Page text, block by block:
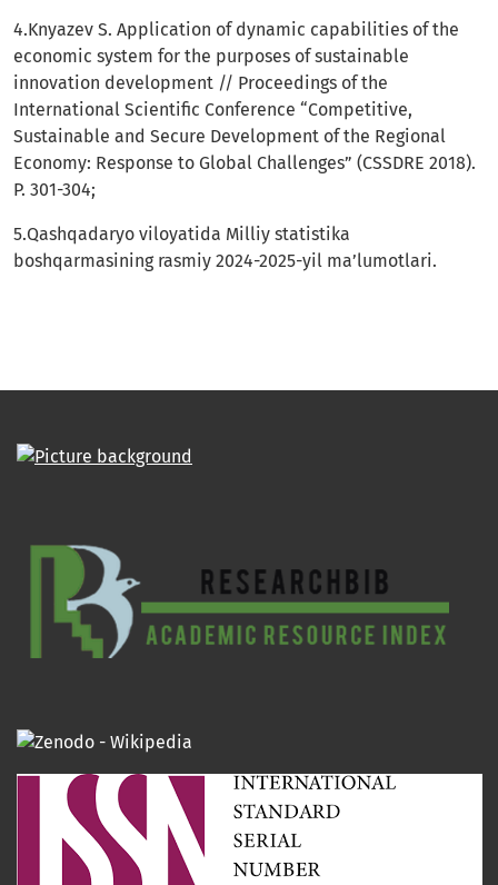
4.Knyazev S. Application of dynamic capabilities of the
economic system for the purposes of sustainable
innovation development // Proceedings of the
International Scientific Conference “Competitive,
Sustainable and Secure Development of the Regional
Economy: Response to Global Challenges” (CSSDRE 2018).
P. 301-304;
5.Qashqadaryo viloyatida Milliy statistika
boshqarmasining rasmiy 2024-2025-yil ma’lumotlari.